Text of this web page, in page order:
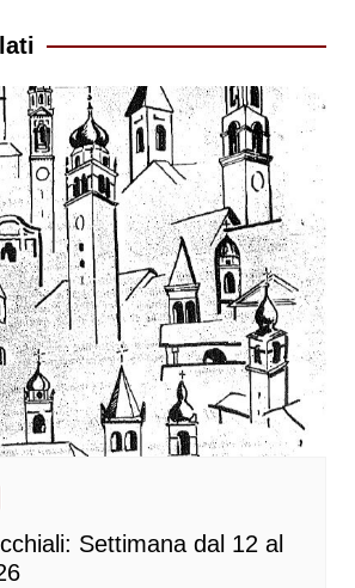
Settimana dal 12 al